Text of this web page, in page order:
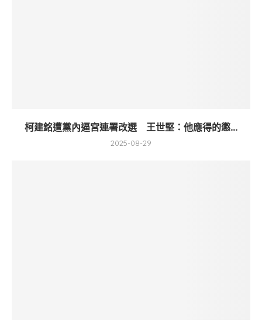
柯建銘遭黨內逼宮連署改選 王世堅：他應得的懲...
2025-08-29